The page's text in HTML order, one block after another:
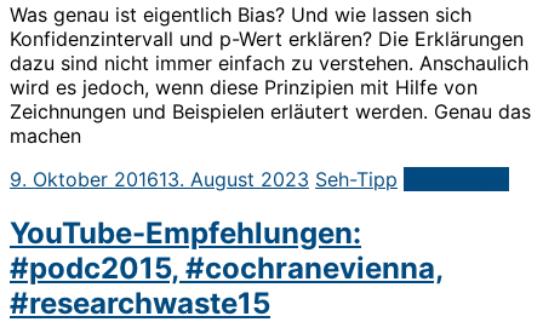
Was genau ist eigentlich Bias? Und wie lassen sich
Konfidenzintervall und p-Wert erklären? Die Erklärungen
dazu sind nicht immer einfach zu verstehen. Anschaulich
wird es jedoch, wenn diese Prinzipien mit Hilfe von
Zeichnungen und Beispielen erläutert werden. Genau das
machen
9. Oktober 201613. August 2023 Seh-Tipp
YouTube-Empfehlungen:
#podc2015, #cochranevienna,
#researchwaste15